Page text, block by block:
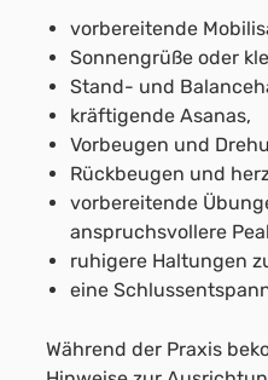
vorbereitende
Sonnengrüße oder
Stand- und
kräftigende Asanas,
Vorbeugen und
Rückbeugen und
vorbereitende
anspruchsvollere
ruhigere Haltungen
eine
Während der Praxis